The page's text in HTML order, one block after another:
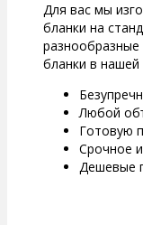
Для вас мы
бланки на
разнообразные
бланки в
Любой
Готовую
Срочное
Дешевые